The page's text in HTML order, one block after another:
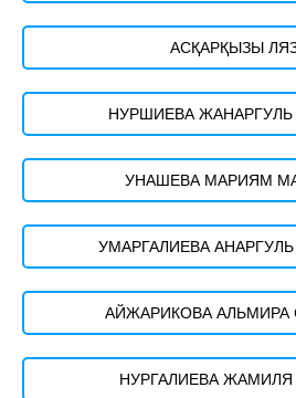
АСҚАРҚЫЗЫ
НУРШИЕВА ЖАНАРГУЛЬ
УНАШЕВА МАРИЯМ
УМАРГАЛИЕВА
АЙЖАРИКОВА АЛЬМИРА
НУРГАЛИЕВА ЖАМИЛЯ